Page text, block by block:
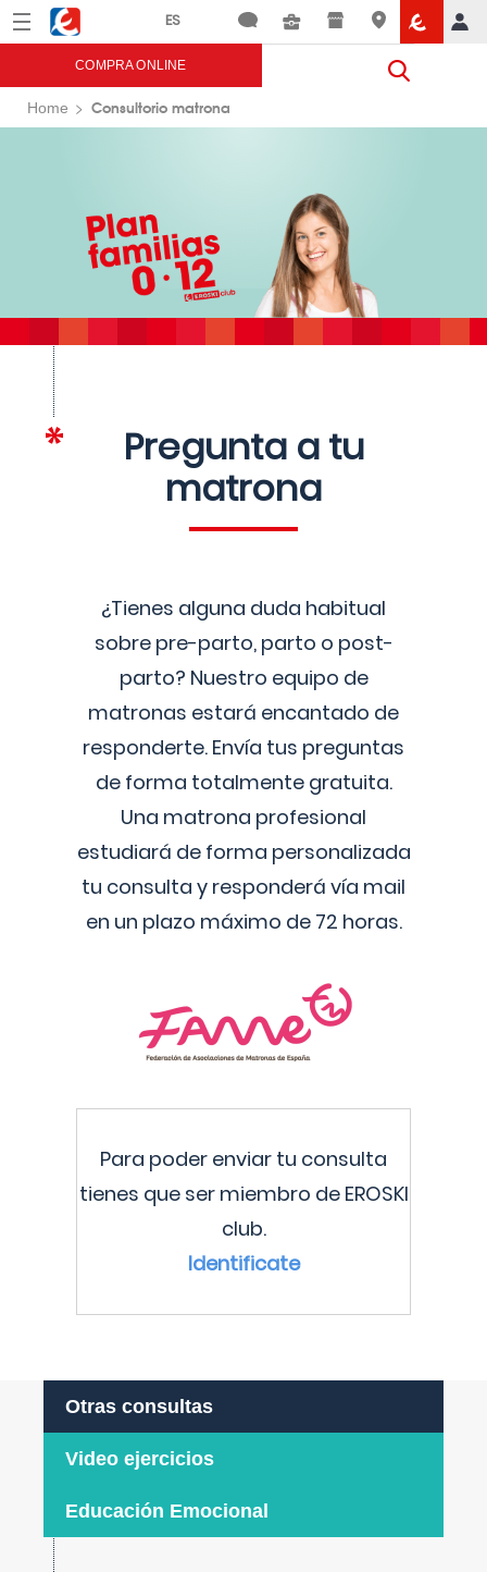
Menú Eroski
COMPRA ONLINE
Home Consultorio matrona
Pregunta a tu
matrona
¿Tienes alguna duda habitual
sobre pre-parto, parto o post-
parto? Nuestro equipo de
matronas estará encantado de
responderte. Envía tus preguntas
de forma totalmente gratuita.
Una matrona profesional
estudiará de forma personalizada
tu consulta y responderá vía mail
en un plazo máximo de 72 horas.
Para poder enviar tu consulta
tienes que ser miembro de EROSKI
club.
Identificate
Otras consultas
Video ejercicios
Educación Emocional